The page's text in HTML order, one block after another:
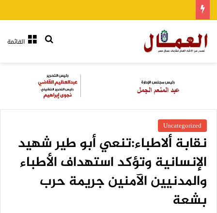
القائمةبحث عن
Uncategorized
نقابة ألاطباء:تنعي أبو طير شهيد
الإنسانية وتؤكد استهداف الأطباء
والمدنيين الآمنين جريمة حرب
بشعة